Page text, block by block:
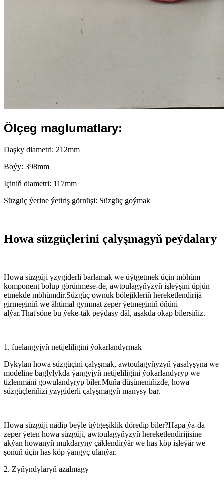
Ölçeg maglumatlary:
Daşky diametri: 212mm
Boýy: 398mm
Içiniň diametri: 117mm
Süzgüç ýerine ýetiriş görnüşi: Süzgüç goýmak
Howa süzgüçlerini çalyşmagyň peýdalary
Howa süzgüji yzygiderli barlamak we üýtgetmek üçin möhüm
komponent bolup görünmese-de, awtoulagyňyzyň işleýşini üpjün
etmekde möhümdir.Süzgüç ownuk bölejikleriň hereketlendirijä
girmeginiň we ähtimal gymmat zeper ýetmeginiň öňüni
alýar.That'söne bu ýeke-täk peýdasy däl, aşakda okap bilersiňiz.
1. fuelangyjyň netijeliligini ýokarlandyrmak
Dykylan howa süzgüçini çalyşmak, awtoulagyňyzyň ýasalyşyna we
modeline baglylykda ýangyjyň netijeliligini ýokarlandyryp we
tizlenmäni gowulandyryp biler.Muňa düşüneniňizde, howa
süzgüçleriňizi yzygiderli çalyşmagyň manysy bar.
Howa süzgüji nädip beýle üýtgeşiklik döredip biler?Hapa ýa-da
zeper ýeten howa süzgüji, awtoulagyňyzyň hereketlendirijisine
akýan howanyň mukdaryny çäklendirýär we has köp işleýär we
şonuň üçin has köp ýangyç ulanýar.
2. Zyňyndylaryň azalmagy